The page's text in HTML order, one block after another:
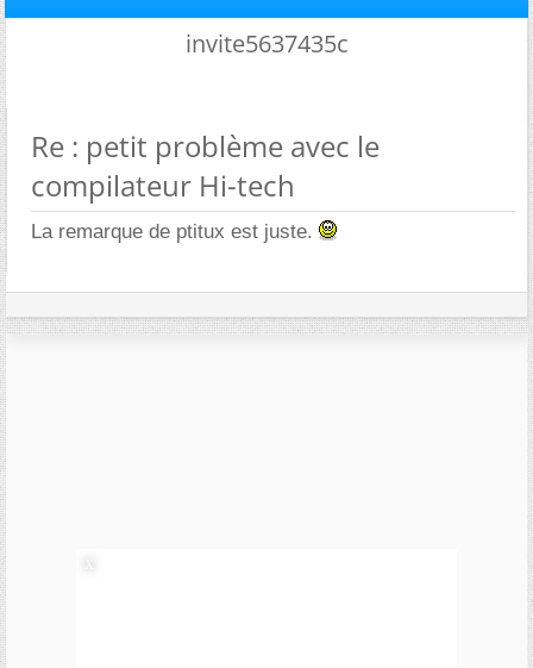
invite5637435c
Re : petit problème avec le
compilateur Hi-tech
La remarque de ptitux est juste.